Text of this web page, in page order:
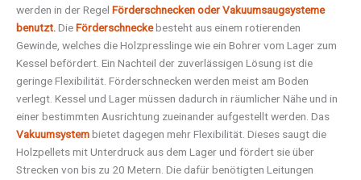
werden in der Regel Förderschnecken oder Vakuumsaugsysteme
benutzt.DieFörderschneckebesteht aus einem rotierenden
Gewinde, welches die Holzpresslinge wie ein Bohrer vom Lager zum
Kessel befördert. Ein Nachteil der zuverlässigen Lösung ist die
geringe Flexibilität. Förderschnecken werden meist am Boden
verlegt. Kessel und Lager müssen dadurch in räumlicher Nähe und in
einer bestimmten Ausrichtung zueinander aufgestellt werden. Das
Vakuumsystembietet dagegen mehr Flexibilität. Dieses saugt die
Holzpellets mit Unterdruck aus dem Lager und fördert sie über
Strecken von bis zu 20 Metern. Die dafür benötigten Leitungen